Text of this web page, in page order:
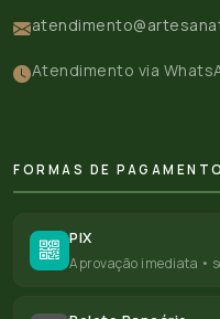
Atendimento via
FORMAS DE PAGAMENTO
PIX
Aprovação imediata •